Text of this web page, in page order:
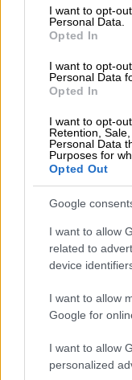
consent section.
I want to opt-
Personal Data.
Opted In
I want to opt-
Personal Data
Opted In
I want to opt-
Retention,
Personal Data
Purposes for
Opted Out
Google
I want to allow
related to
device
I want to allow
Google for
I want to allow
personalized
ΔΙΑΒΑΣΤΕ
Ελλάδα|
Ισόβια
η μητέρα
θύμα
ποινές
Ειδικότερα,
ο ανωτέρω
προβεί στην
συνολικής
εισοδήματά
Για τις
ενημερωθεί η